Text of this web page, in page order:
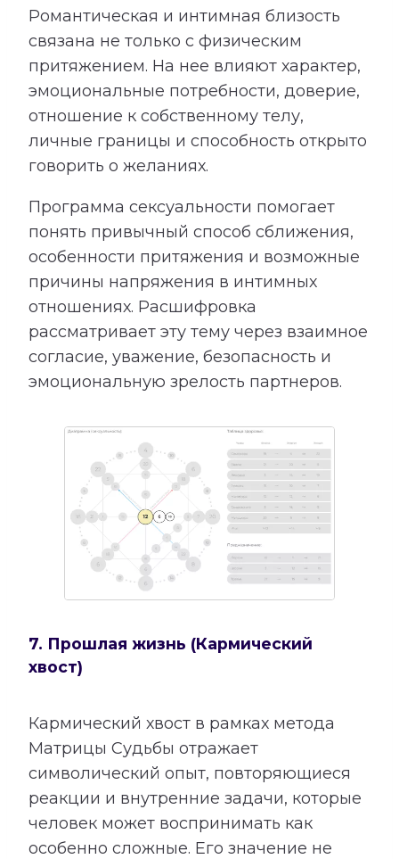
Романтическая и интимная близость
связана не только с физическим
притяжением. На нее влияют характер,
эмоциональные потребности, доверие,
отношение к собственному телу,
личные границы и способность открыто
говорить о желаниях.
Программа сексуальности помогает
понять привычный способ сближения,
особенности притяжения и возможные
причины напряжения в интимных
отношениях. Расшифровка
рассматривает эту тему через взаимное
согласие, уважение, безопасность и
эмоциональную зрелость партнеров.
7. Прошлая жизнь (Кармический
хвост)
Кармический хвост в рамках метода
Матрицы Судьбы отражает
символический опыт, повторяющиеся
реакции и внутренние задачи, которые
человек может воспринимать как
особенно сложные. Его значение не